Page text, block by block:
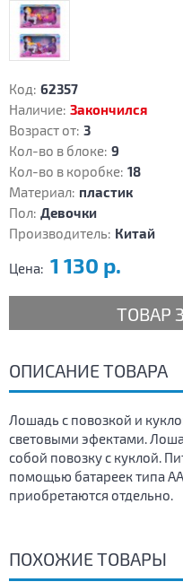
Код: 62357
Наличие: Закончился
Возраст от: 3
Кол-во в блоке: 9
Кол-во в коробке: 18
Материал: пластик
Пол: Девочки
Производитель: Китай
Цена: 1 130 р.
ТОВАР
ОПИСАНИЕ ТОВАРА
Лошадь с повозкой и
световыми эфектами.
собой повозку с куклой.
помощью батареек типа
приобретаются отдельно.
ПОХОЖИЕ ТОВАРЫ